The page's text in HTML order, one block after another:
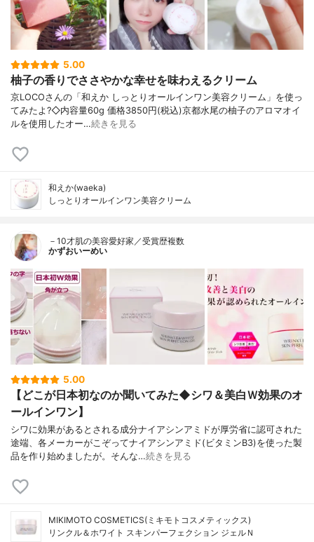
5.00
柚子の香りでささやかな幸せを味わえるクリーム
京LOCOさんの「和えか しっとりオールインワン美容クリーム」を使っ
てみたよ?◇内容量60g 価格3850円(税込)京都水尾の柚子のアロマオイ
ルを使用したオー…続きを見る
和えか(waeka)
しっとりオールインワン美容クリーム
－10才肌の美容愛好家／受賞歴複数
かずおいーめい
5.00
【どこが日本初なのか聞いてみた◆シワ＆美白Ｗ効果のオ
ールインワン】
シワに効果があるとされる成分ナイアシンアミドが厚労省に認可された
途端、各メーカーがこぞってナイアシンアミド(ビタミンB3)を使った製
品を作り始めましたが。そんな…続きを見る
MIKIMOTO COSMETICS(ミキモトコスメティックス)
リンクル＆ホワイト スキンパーフェクション ジェルＮ